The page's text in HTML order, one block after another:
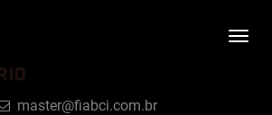
master@fiabci.com.br